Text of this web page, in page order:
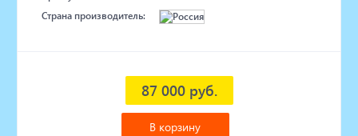
Страна производитель:
87 000 руб.
В корзину